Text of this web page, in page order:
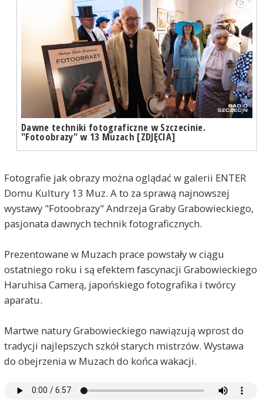
Dawne techniki fotograficzne w Szczecinie.
"Fotoobrazy" w 13 Muzach [ZDJĘCIA]
Fotografie jak obrazy można oglądać w galerii ENTER
Domu Kultury 13 Muz. A to za sprawą najnowszej
wystawy "Fotoobrazy" Andrzeja Graby Grabowieckiego,
pasjonata dawnych technik fotograficznych.
Prezentowane w Muzach prace powstały w ciągu
ostatniego roku i są efektem fascynacji Grabowieckiego
Haruhisa Camerą, japońskiego fotografika i twórcy
aparatu.
Martwe natury Grabowieckiego nawiązują wprost do
tradycji najlepszych szkół starych mistrzów. Wystawa
do obejrzenia w Muzach do końca wakacji.